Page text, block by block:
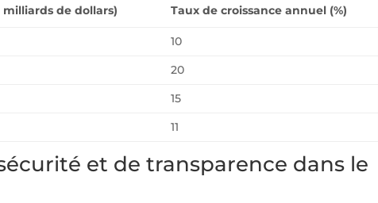
de dollars) Taux de croissance annuel (%)
10
20
15
11
et de transparence dans le